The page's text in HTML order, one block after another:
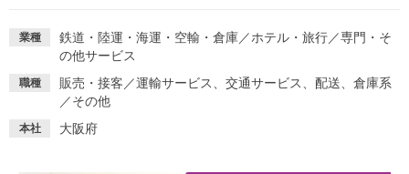
就活ノウハウ・サポート
業種 鉄道・陸運・海運・空輸・倉庫／ホテル・旅行／専門・そ
の他サービス
職種 販売・接客 ／運輸サービス、交通サービス、配送、倉庫系
／その他
本社 大阪府